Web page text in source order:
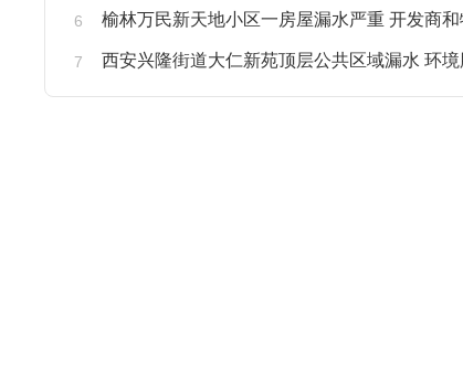
榆林万民新天地小区一房屋漏水严重 开发商和物业不予
西安兴隆街道大仁新苑顶层公共区域漏水 环